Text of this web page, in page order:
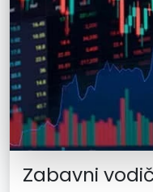
Zabavni